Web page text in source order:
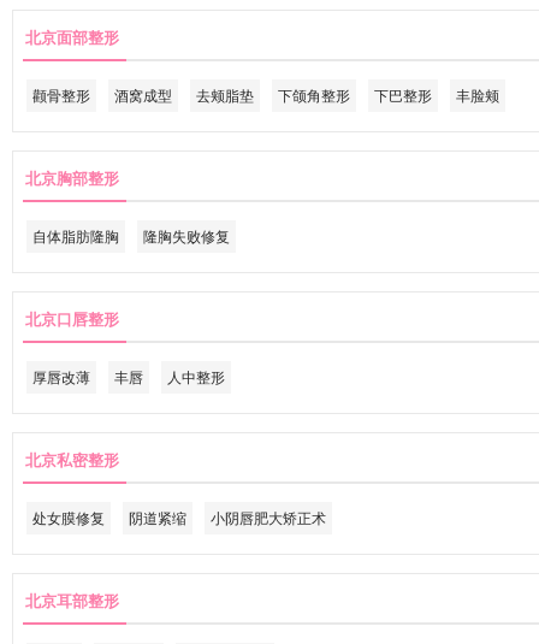
北京面部整形
颧骨整形 酒窝成型 去颊脂垫 下颌角整形 下巴整形 丰脸颊
北京胸部整形
自体脂肪隆胸 隆胸失败修复
北京口唇整形
厚唇改薄 丰唇 人中整形
北京私密整形
处女膜修复 阴道紧缩 小阴唇肥大矫正术
北京耳部整形